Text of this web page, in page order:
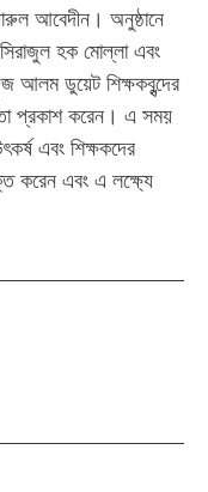
আবেদীন। অনুষ্ঠানে
হক মোল্লা এবং
আলম ডুয়েট শিক্ষকবৃন্দের
প্রকাশ করেন। এ সময়
এবং শিক্ষকদের
করেন এবং এ লক্ষ্যে